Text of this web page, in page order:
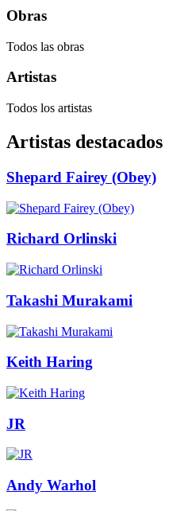
Obras
Todos las obras
Artistas
Todos los artistas
Artistas destacados
Shepard Fairey (Obey)
Richard Orlinski
Takashi Murakami
Keith Haring
JR
Andy Warhol